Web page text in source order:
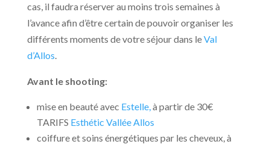
cas, il faudra réserver au moins trois semaines à
l’avance afin d’être certain de pouvoir organiser les
différents moments de votre séjour dans leVal
d’Allos.
Avant le shooting:
mise en beauté avec Estelle,à partir de 30€
TARIFS Esthétic Vallée Allos
coiffure et soins énergétiques par les cheveux, à